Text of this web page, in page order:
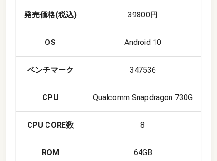
発売価格(税込) 39800円
OS Android 10
ベンチマーク 347536
CPU Qualcomm Snapdragon 730G
CPU CORE数 8
ROM 64GB